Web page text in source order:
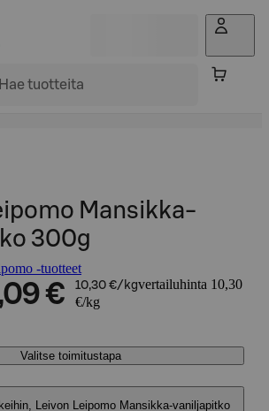
Mansikka-
300g
-tuotteet
€ 10,30 €/kgvertailuhinta 10,30
€/kg
Valitse toimitustapa
Leivon Leipomo Mansikka-vaniljapitko